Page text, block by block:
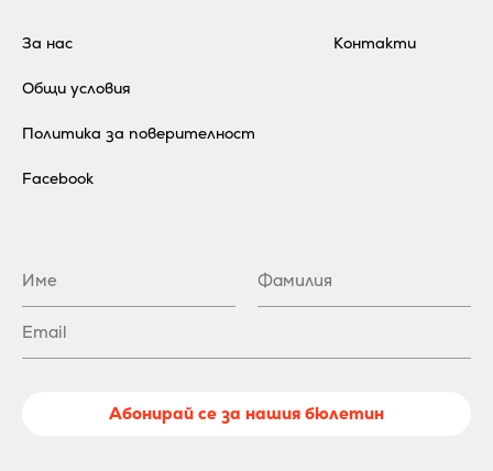
За нас
Общи условия
Политика за поверителност
Контакти
Facebook
Абонирай се за нашия бюлетин